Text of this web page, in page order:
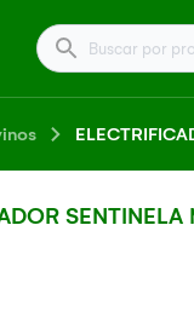
Buscar por